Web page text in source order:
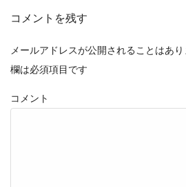
コメントを残す
メールアドレスが公開されることはあり
欄は必須項目です
コメント